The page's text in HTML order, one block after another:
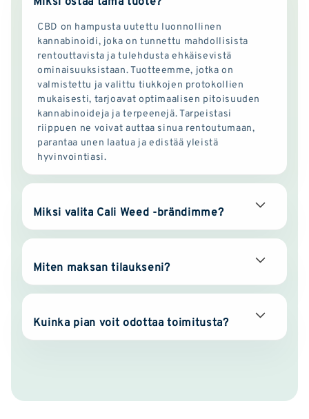
CBD on hampusta uutettu luonnollinen
kannabinoidi, joka on tunnettu mahdollisista
rentouttavista ja tulehdusta ehkäisevistä
ominaisuuksistaan. Tuotteemme, jotka on
valmistettu ja valittu tiukkojen protokollien
mukaisesti, tarjoavat optimaalisen pitoisuuden
kannabinoideja ja terpeenejä. Tarpeistasi
riippuen ne voivat auttaa sinua rentoutumaan,
parantaa unen laatua ja edistää yleistä
hyvinvointiasi.
Miksi valita Cali Weed -brändimme?
Miten maksan tilaukseni?
Kuinka pian voit odottaa toimitusta?